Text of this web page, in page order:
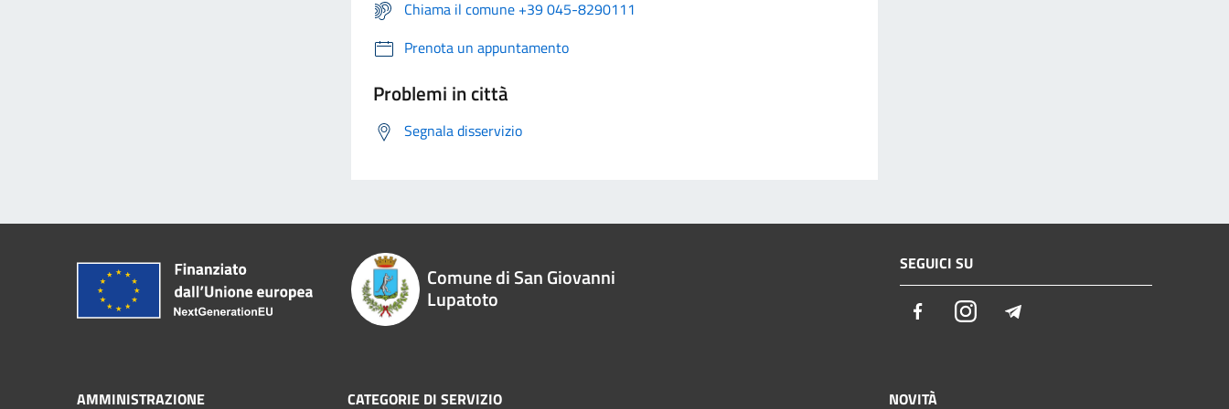
Chiama il comune +39 045-8290111
Prenota un appuntamento
Problemi in città
Segnala disservizio
Comune di San Giovanni
Lupatoto
SEGUICI SU
FacebookInstagram
AMMINISTRAZIONE CATEGORIE DI SERVIZIO NOVITÀ